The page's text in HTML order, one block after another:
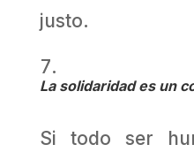
justo.
La solidaridad es un
Si todo ser